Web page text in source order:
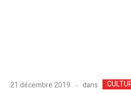
21 décembre 2019 dans